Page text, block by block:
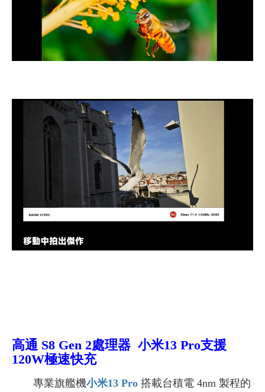
高通 S8 Gen 2處理器 小米13 Pro支援
120W極速快充
專業旗艦機小米13 Pro 搭載台積電 4nm 製程的